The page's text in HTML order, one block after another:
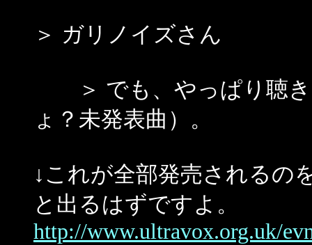
＞ ガリノイズさん
＞ でも、やっぱり聴き
ょ？未発表曲）。
↓これが全部発売されるの
と出るはずですよ。
http://www.ultravox.org.uk/